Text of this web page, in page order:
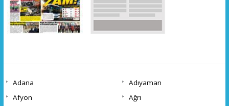
Adana
Adıyaman
Afyon
Ağrı